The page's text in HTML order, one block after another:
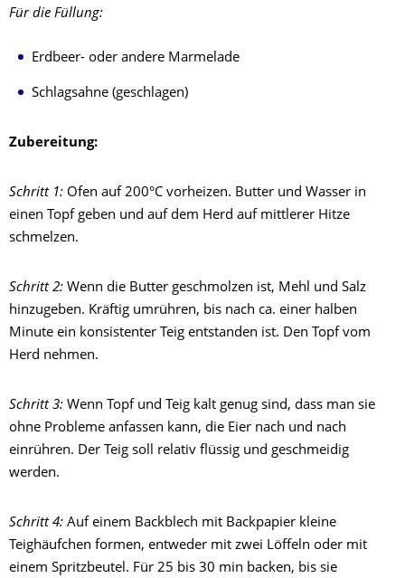
Für die Füllung:
Erdbeer- oder andere Marmelade
Schlagsahne (geschlagen)
Zubereitung:
Schritt 1: Ofen auf 200°C vorheizen. Butter und Wasser in
einen Topf geben und auf dem Herd auf mittlerer Hitze
schmelzen.
Schritt 2: Wenn die Butter geschmolzen ist, Mehl und Salz
hinzugeben. Kräftig umrühren, bis nach ca. einer halben
Minute ein konsistenter Teig entstanden ist. Den Topf vom
Herd nehmen.
Schritt 3: Wenn Topf und Teig kalt genug sind, dass man sie
ohne Probleme anfassen kann, die Eier nach und nach
einrühren. Der Teig soll relativ flüssig und geschmeidig
werden.
Schritt 4: Auf einem Backblech mit Backpapier kleine
Teighäufchen formen, entweder mit zwei Löffeln oder mit
einem Spritzbeutel. Für 25 bis 30 min backen, bis sie